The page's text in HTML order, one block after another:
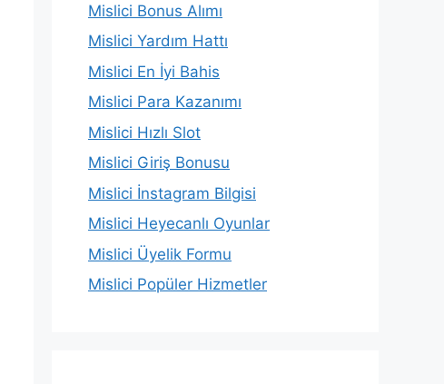
Mislici Bonus Alımı
Mislici Yardım Hattı
Mislici En İyi Bahis
Mislici Para Kazanımı
Mislici Hızlı Slot
Mislici Giriş Bonusu
Mislici İnstagram Bilgisi
Mislici Heyecanlı Oyunlar
Mislici Üyelik Formu
Mislici Popüler Hizmetler